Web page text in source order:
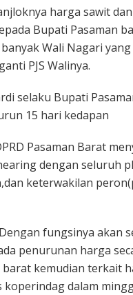
harga sawit
Bupati Pasaman
Wali Nagari
PJS Walinya.
selaku Bupati
15 hari kedapan
Pasaman Barat
dengan seluruh
keterwakilan
fungsinya akan
penurunan harga
barat kemudian terkait
dalam